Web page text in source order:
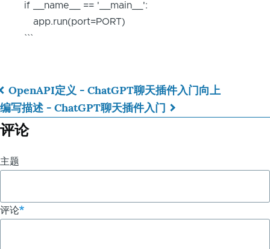
if __name__ == '__main__':
app.run(port=PORT)
```
书
籍
历
接：
OpenAPI定义 - ChatGPT聊天插件入门向上
编写描述 - ChatGPT聊天插件入门
评论
主题
评论